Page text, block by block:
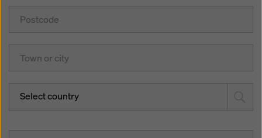
Select country